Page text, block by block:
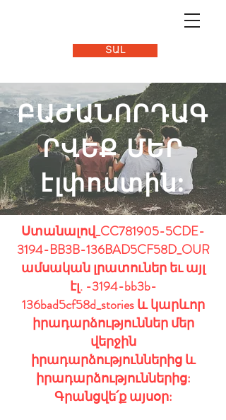
ՏԱԼ
ԲԱԺԱՆՈՐԴԱԳ
ՐՎԵՔ ՄԵՐ
էլփոստին:
Ստանալով_CC781905-5CDE-
3194-BB3B-136BAD5CF58D_OUR
ամսական լրատուներ եւ այլ
էլ. -3194-bb3b-
136bad5cf58d_stories և կարևոր
իրադարձություններ մեր
վերջին
իրադարձություններից և
իրադարձություններից:
Գրանցվե՛ք այսօր: